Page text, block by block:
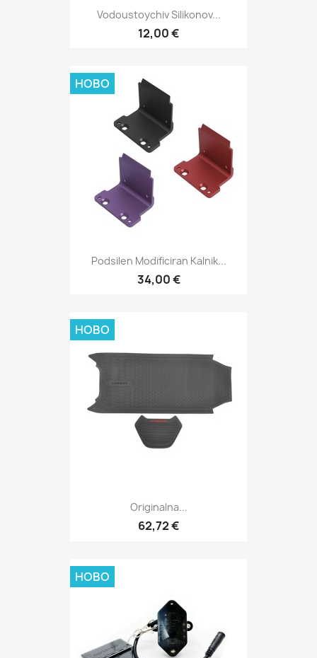
Vodoustoychiv Silikonov...
12,00 €
Podsilen Modificiran Kalnik...
34,00 €
НОВО
Originalna...
62,72 €
НОВО
НОВО